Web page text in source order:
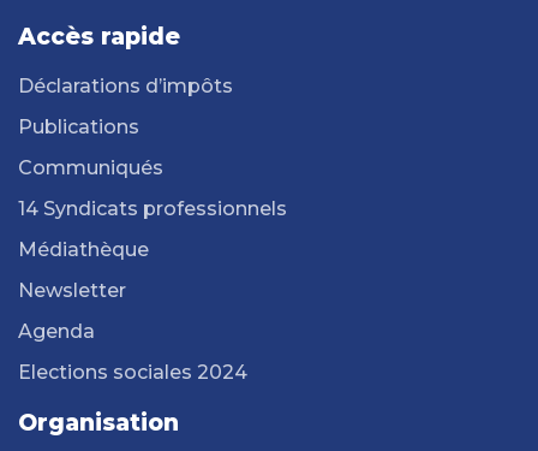
Accès rapide
Déclarations d’impôts
Publications
Communiqués
14 Syndicats professionnels
Médiathèque
Newsletter
Agenda
Elections sociales 2024
Organisation